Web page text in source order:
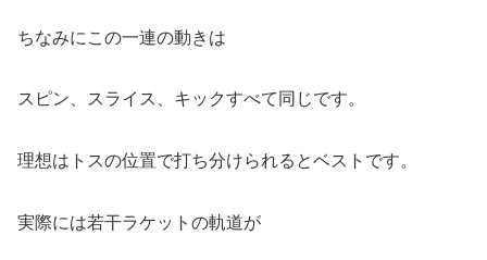
ちなみにこの一連の動きは
スピン、スライス、キックすべて同じです。
理想はトスの位置で打ち分けられるとベストです。
実際には若干ラケットの軌道が